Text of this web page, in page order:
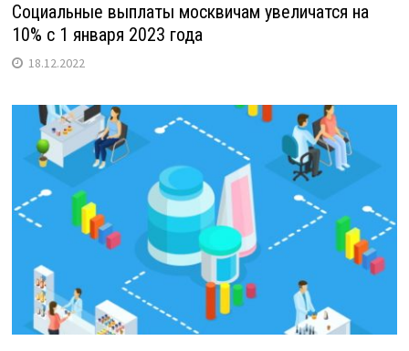
Социальные выплаты москвичам увеличатся на
10% с 1 января 2023 года
18.12.2022